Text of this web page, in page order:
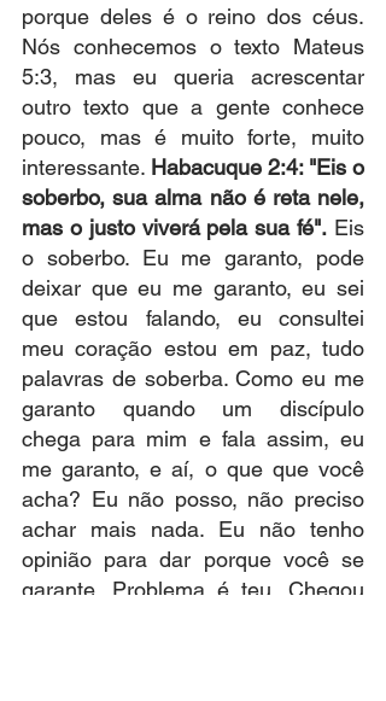
porque deles é o reino dos céus.
Nós conhecemos o texto Mateus
5:3, mas eu queria acrescentar
outro texto que a gente conhece
pouco, mas é muito forte, muito
interessante. Habacuque 2:4: "Eis o
soberbo, sua alma não é reta nele,
mas o justo viverá pela sua fé". Eis
o soberbo. Eu me garanto, pode
deixar que eu me garanto, eu sei
que estou falando, eu consultei
meu coração estou em paz, tudo
palavras de soberba. Como eu me
garanto quando um discípulo
chega para mim e fala assim, eu
me garanto, e aí, o que que você
acha? Eu não posso, não preciso
achar mais nada. Eu não tenho
opinião para dar porque você se
garante. Problema é teu. Chegou